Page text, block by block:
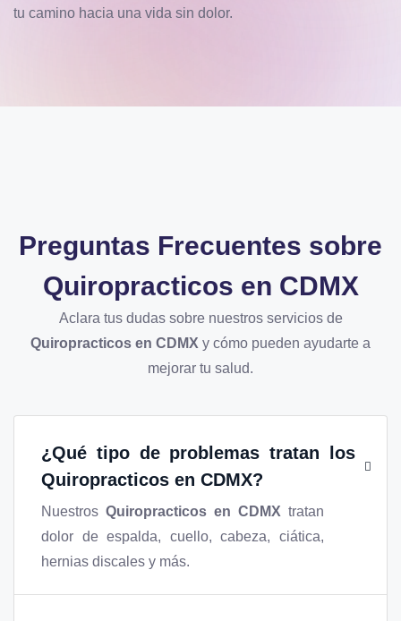
tu camino hacia una vida sin dolor.
Preguntas Frecuentes sobre
Quiropracticos en CDMX
Aclara tus dudas sobre nuestros servicios de
Quiropracticos en CDMX y cómo pueden ayudarte a
mejorar tu salud.
¿Qué tipo de problemas tratan los
Quiropracticos en CDMX?
Nuestros Quiropracticos en CDMX tratan
dolor de espalda, cuello, cabeza, ciática,
hernias discales y más.